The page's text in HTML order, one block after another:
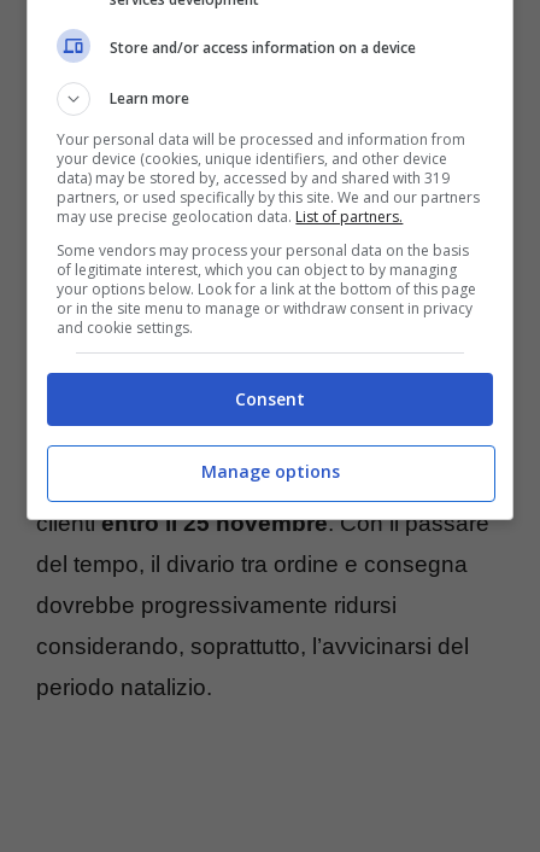
Per quanto riguarda il primo batch di ordini, è
prima consegna
essere il giorno11 novembre, mentre la
maggior parte degli ordini arriverà ai rispettivi
clientientro il 25 novembre. Con il passare
del tempo, il divario tra ordine e consegna
dovrebbe progressivamente ridursi
considerando, soprattutto, l’avvicinarsi del
periodo natalizio.
Store and/or access information on a device
Learn more
Your personal data will be processed and information from
your device (cookies, unique identifiers, and other device
data) may be stored by, accessed by and shared with 319
partners, or used specifically by this site. We and our partners
may use precise geolocation data. List of partners.
Some vendors may process your personal data on the basis
of legitimate interest, which you can object to by managing
your options below. Look for a link at the bottom of this page
or in the site menu to manage or withdraw consent in privacy
and cookie settings.
Consent
Manage options